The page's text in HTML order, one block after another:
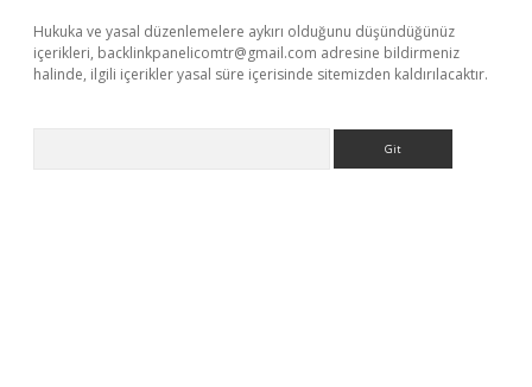
Hukuka ve yasal düzenlemelere aykırı olduğunu düşündüğünüz
içerikleri, backlinkpanelicomtr@gmail.com adresine bildirmeniz
halinde, ilgili içerikler yasal süre içerisinde sitemizden kaldırılacaktır.